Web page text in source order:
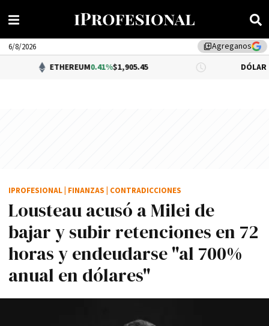
library_addAgreganos
6/8/2026
ETHEREUM 0.41%$1,905.45 DÓLAR BNA 0.34%
Lousteau acusó a Milei de
bajar y subir retenciones en 72
horas y endeudarse "al 700%
anual en dólares"
IPROFESIONAL FINANZAS CONTRADICCIONES